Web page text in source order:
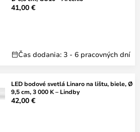
41,00 €
Čas dodania: 3 - 6 pracovných dní
LED bodové svetlá Linaro na lištu, biele, Ø
9,5 cm, 3 000 K – Lindby
42,00 €